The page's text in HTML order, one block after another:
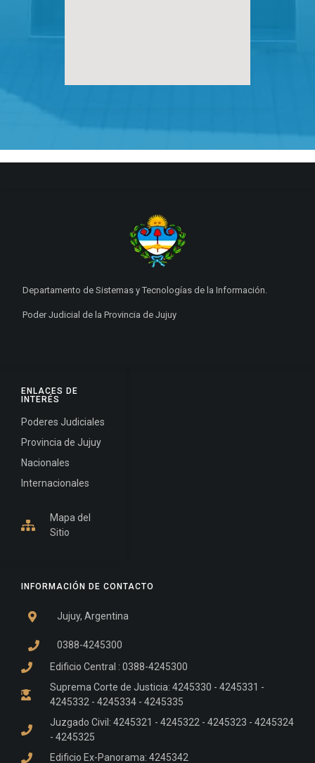
INFORMACIÓN DE CONTACTO
Jujuy, Argentina
0388-4245300
Edificio Central : 0388-4245300
Suprema Corte de Justicia: 4245330 - 4245331 -
4245332 - 4245334 - 4245335
Juzgado Civil: 4245321 - 4245322 - 4245323 - 4245324
- 4245325
Edificio Ex-Panorama: 4245342
ENLACES DE
INTERÉS
Poderes Judiciales
Provincia de Jujuy
Nacionales
Internacionales
Mapa del
Sitio
Departamento de Sistemas y Tecnologías de la Información.
Poder Judicial de la Provincia de Jujuy